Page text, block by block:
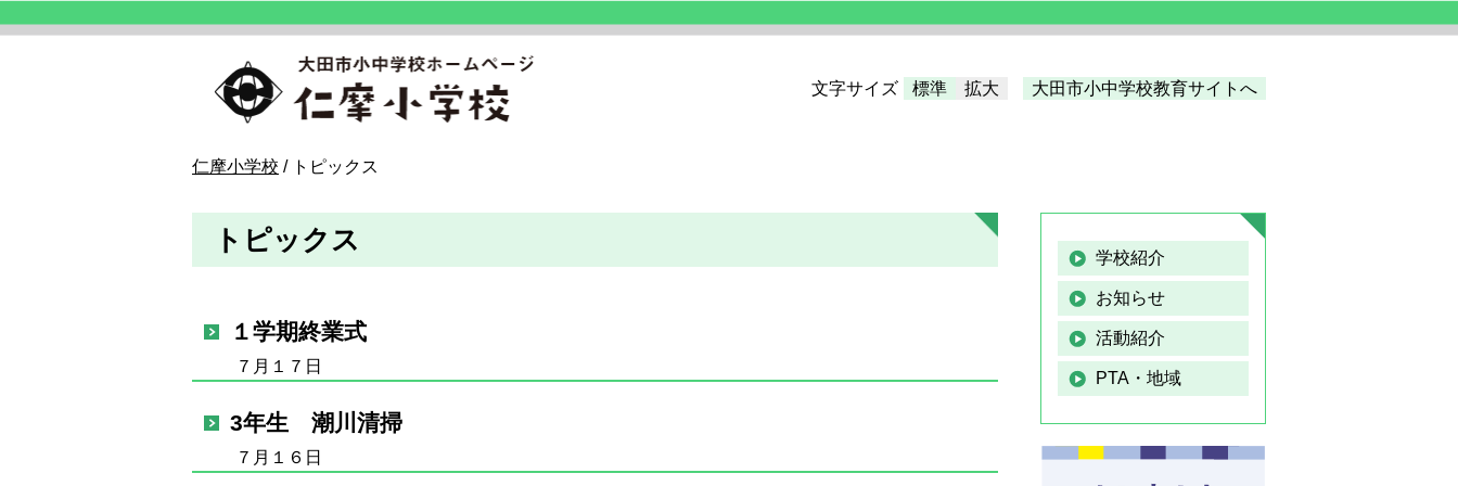
文字サイズ 標準 拡大 大田市小中学校教育サイトへ
現
の
置：
仁摩小学校 / トピックス
トピックス
１学期終業式
７月１７日
3年生 潮川清掃
７月１６日
学校紹介
お知らせ
活動紹介
PTA・地域